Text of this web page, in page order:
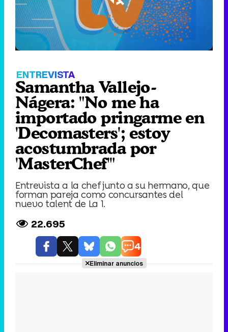
Unmute /
Loaded :
20.69%
ENTREVISTA
Samantha Vallejo-
Nágera: "No me ha
importado pringarme en
'Decomasters'; estoy
acostumbrada por
'MasterChef'"
Entrevista a la chef junto a su hermano, que
forman pareja como concursantes del
nuevo talent de La 1.
22.695
4
Eliminar anuncios